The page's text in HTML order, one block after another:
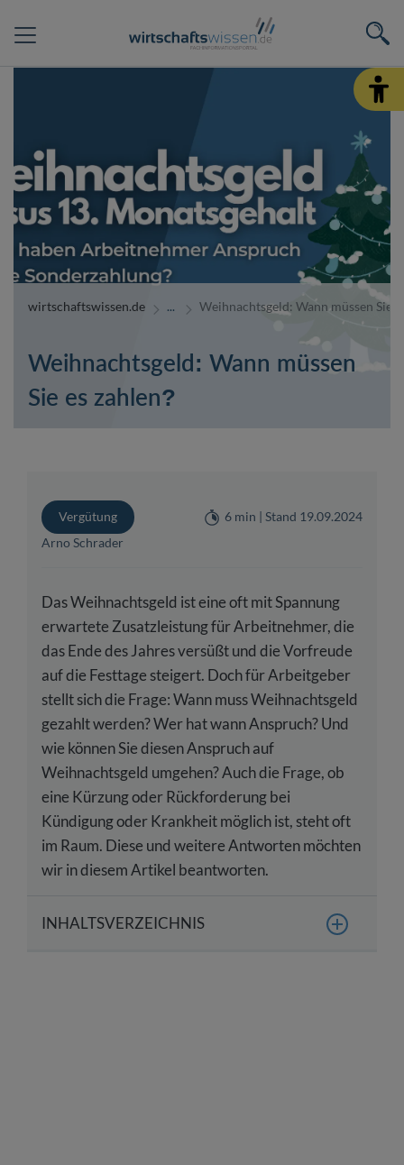
wirtschaftswissen.de Weihnachtsgeld: Wann müssen Sie
Weihnachtsgeld: Wann müssen
Sie es zahlen?
Vergütung
6 min | Stand 19.09.2024
Arno Schrader
Das Weihnachtsgeld ist eine oft mit Spannung
erwartete Zusatzleistung für Arbeitnehmer, die
das Ende des Jahres versüßt und die Vorfreude
auf die Festtage steigert. Doch für Arbeitgeber
stellt sich die Frage: Wann muss Weihnachtsgeld
gezahlt werden? Wer hat wann Anspruch? Und
wie können Sie diesen Anspruch auf
Weihnachtsgeld umgehen? Auch die Frage, ob
eine Kürzung oder Rückforderung bei
Kündigung oder Krankheit möglich ist, steht oft
im Raum. Diese und weitere Antworten möchten
wir in diesem Artikel beantworten.
INHALTSVERZEICHNIS